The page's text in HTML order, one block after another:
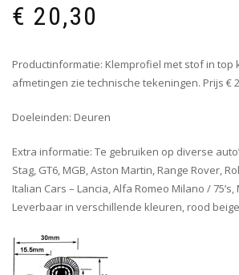
€ 20,30
Productinformatie: Klemprofiel met stof in top
afmetingen zie technische tekeningen. Prijs €
Doeleinden: Deuren
Extra informatie: Te gebruiken op diverse
Stag, GT6, MGB, Aston Martin, Range Rover,
Italian Cars – Lancia, Alfa Romeo Milano /
Leverbaar in verschillende kleuren, rood